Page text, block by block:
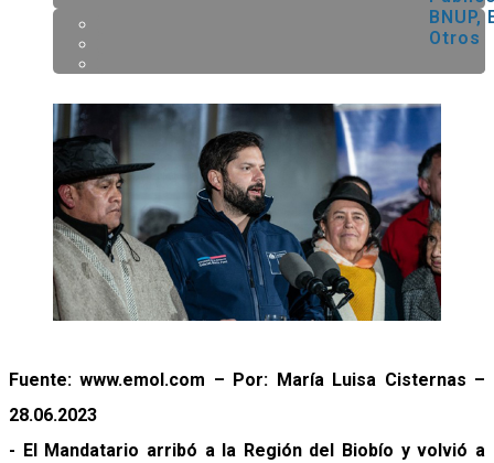
BNUP,
Otros
Fuente: www.emol.com – Por: María Luisa Cisternas –
28.06.2023
- El Mandatario arribó a la Región del Biobío y volvió a